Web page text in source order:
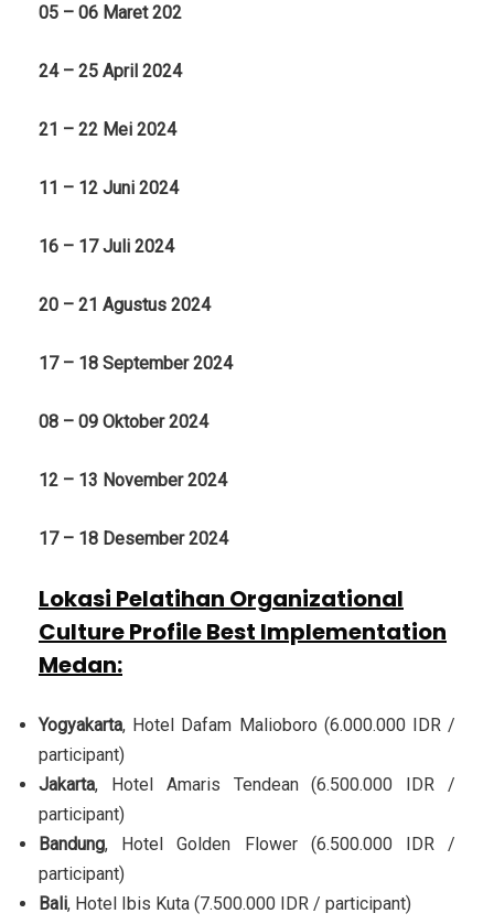
05 – 06 Maret 202
24 – 25 April 2024
21 – 22 Mei 2024
11 – 12 Juni 2024
16 – 17 Juli 2024
20 – 21 Agustus 2024
17 – 18 September 2024
08 – 09 Oktober 2024
12 – 13 November 2024
17 – 18 Desember 2024
Lokasi Pelatihan Organizational
Culture Profile Best Implementation
Medan:
Yogyakarta, Hotel Dafam Malioboro (6.000.000 IDR /
participant)
Jakarta, Hotel Amaris Tendean (6.500.000 IDR /
participant)
Bandung, Hotel Golden Flower (6.500.000 IDR /
participant)
Bali, Hotel Ibis Kuta (7.500.000 IDR / participant)